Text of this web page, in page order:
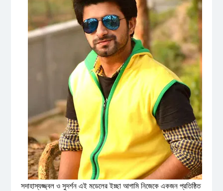
সদাহাস্যজ্জ্বল ও সুদর্শন এই মডেলের ইচ্ছা আগামি নিজেকে একজন প্রতিষ্ঠিত